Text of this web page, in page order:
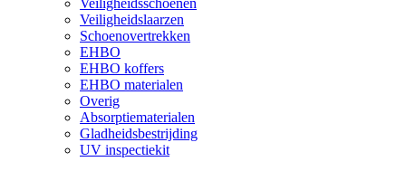
Veiligheidslaarzen
Schoenovertrekken
EHBO
EHBO koffers
EHBO materialen
Overig
Absorptiematerialen
Gladheidsbestrijding
UV inspectiekit